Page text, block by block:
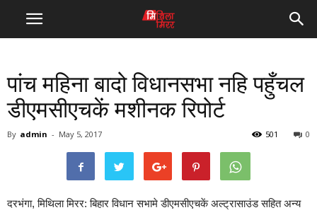
पांच महिना बादो विधानसभा नहि पहुँचल
डीएमसीएचकें मशीनक रिपोर्ट
By admin - May 5, 2017 0
501
दरभंगा, मिथिला मिरर: बिहार विधान सभामे डीएमसीएचकें अल्ट्रासाउंड सहित अन्य